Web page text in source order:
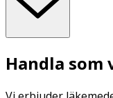
Handla